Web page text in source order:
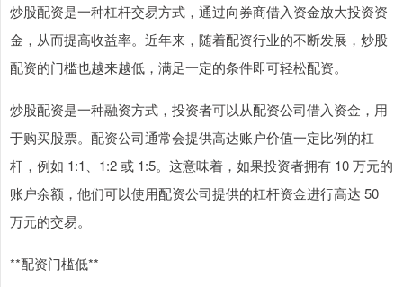
炒股配资是一种杠杆交易方式，通过向券商借入资金放大投资资
金，从而提高收益率。近年来，随着配资行业的不断发展，炒股
配资的门槛也越来越低，满足一定的条件即可轻松配资。
炒股配资是一种融资方式，投资者可以从配资公司借入资金，用
于购买股票。配资公司通常会提供高达账户价值一定比例的杠
杆，例如 1:1、1:2 或 1:5。这意味着，如果投资者拥有 10 万元的
账户余额，他们可以使用配资公司提供的杠杆资金进行高达 50
万元的交易。
**配资门槛低**